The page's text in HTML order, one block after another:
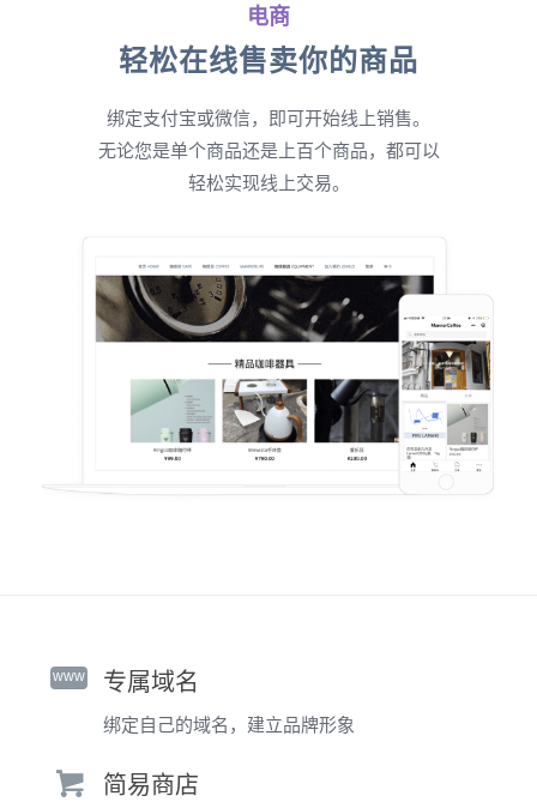
电商
轻松在线售卖你的商品
绑定支付宝或微信，即可开始线上销售。
无论您是单个商品还是上百个商品，都可以
轻松实现线上交易。
www 专属域名
绑定自己的域名，建立品牌形象
简易商店